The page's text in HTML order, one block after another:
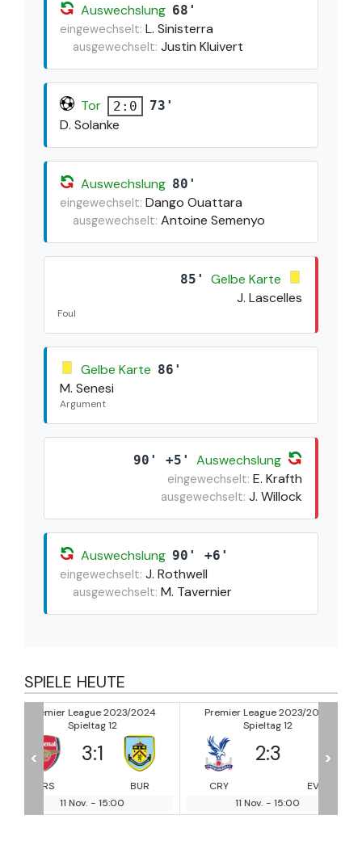
Auswechslung 68'
eingewechselt: L. Sinisterra
ausgewechselt: Justin Kluivert
Tor 2:0 73'
D. Solanke
Auswechslung 80'
eingewechselt: Dango Ouattara
ausgewechselt: Antoine Semenyo
85'
Gelbe Karte
J. Lascelles
Foul
Gelbe Karte 86'
M. Senesi
Argument
90' +5' Auswechslung
eingewechselt: E. Krafth
ausgewechselt: J. Willock
Auswechslung 90' +6'
eingewechselt: J. Rothwell
ausgewechselt: M. Tavernier
SPIELE HEUTE
Premier League 2023/2024
Spieltag 12
2:3
11 Nov.
Premier League 2023/
Spieltag 12
11 Nov.
< >